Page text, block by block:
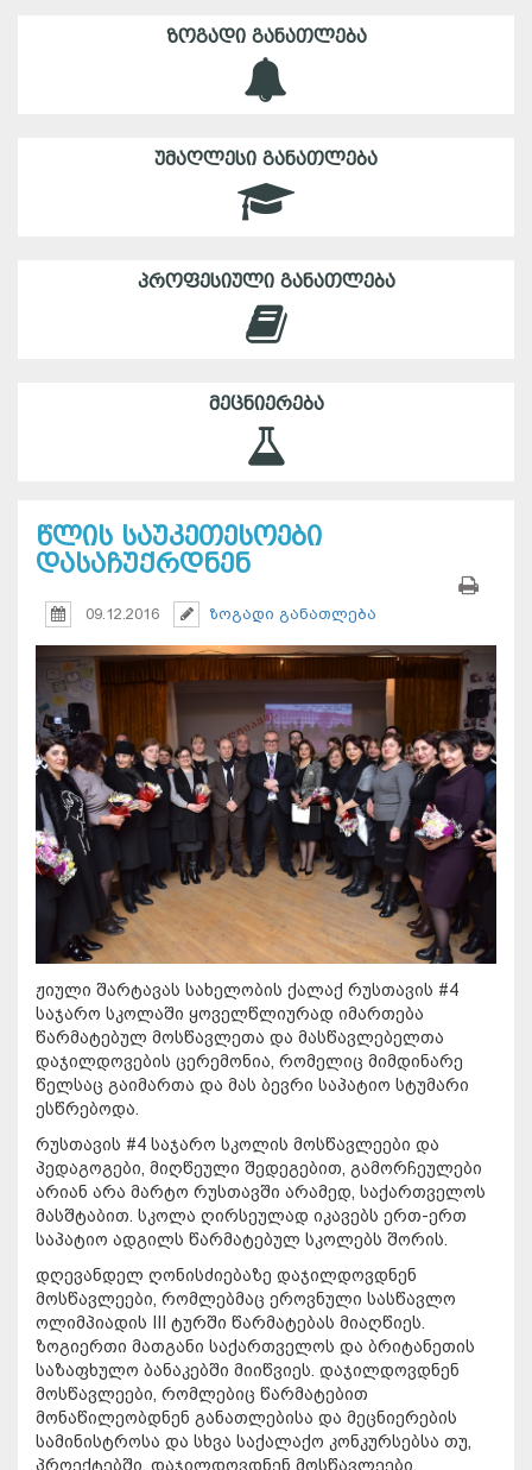
ᲖᲝᲒᲐᲓᲘ ᲒᲐᲜᲐᲗᲚᲔᲑᲐ
ᲣᲛᲐᲦᲚᲔᲡᲘ ᲒᲐᲜᲐᲗᲚᲔᲑᲐ
ᲞᲠᲝᲤᲔᲡᲘᲣᲚᲘ ᲒᲐᲜᲐᲗᲚᲔᲑᲐ
ᲛᲔᲪᲜᲘᲔᲠᲔᲑᲐ
წლის საუკეთესოები
დასაჩუქრდნენ
09.12.2016 ზოგადი განათლება
ჟიული შარტავას სახელობის ქალაქ რუსთავის #4
საჯარო სკოლაში ყოველწლიურად იმართება
წარმატებულ მოსწავლეთა და მასწავლებელთა
დაჯილდოვების ცერემონია, რომელიც მიმდინარე
წელსაც გაიმართა და მას ბევრი საპატიო სტუმარი
ესწრებოდა.
რუსთავის #4 საჯარო სკოლის მოსწავლეები და
პედაგოგები, მიღწეული შედეგებით, გამორჩეულები
არიან არა მარტო რუსთავში არამედ, საქართველოს
მასშტაბით. სკოლა ღირსეულად იკავებს ერთ-ერთ
საპატიო ადგილს წარმატებულ სკოლებს შორის.
დღევანდელ ღონისძიებაზე დაჯილდოვდნენ
მოსწავლეები, რომლებმაც ეროვნული სასწავლო
ოლიმპიადის III ტურში წარმატებას მიაღწიეს.
ზოგიერთი მათგანი საქართველოს და ბრიტანეთის
საზაფხულო ბანაკებში მიიწვიეს. დაჯილდოვდნენ
მოსწავლეები, რომლებიც წარმატებით
მონაწილეობდნენ განათლებისა და მეცნიერების
სამინისტროსა და სხვა საქალაქო კონკურსებსა თუ,
პროექტებში. დაჯილდოვდნენ მოსწავლეები,